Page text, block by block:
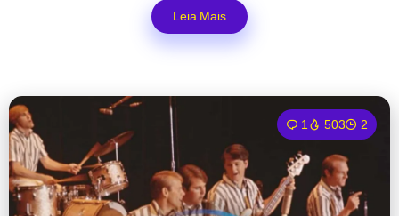
Leia Mais
1 503 2